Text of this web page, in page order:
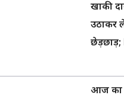
खाकी
उठाकर
छेड़छाड़;
आज का